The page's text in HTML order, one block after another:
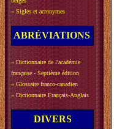
» Sigles et acronymes
ABRÉVIATIONS
» Dictionnaire de l'académie
française - Septième édition
» Glossaire franco-canadien
» Dictionnaire Français-Anglais
DIVERS